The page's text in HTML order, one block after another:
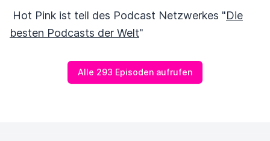
Hot Pink ist teil des Podcast Netzwerkes "Die
besten Podcasts der Welt"
Alle 293 Episoden aufrufen